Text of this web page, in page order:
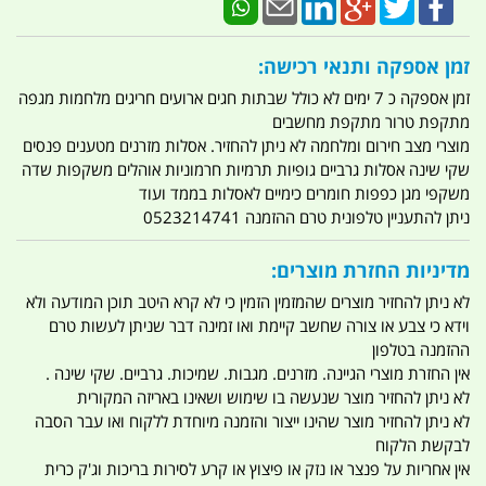
זמן אספקה ותנאי רכישה:
זמן אספקה כ 7 ימים לא כולל שבתות חגים ארועים חריגים מלחמות מגפה
מתקפת טרור מתקפת מחשבים
מוצרי מצב חירום ומלחמה לא ניתן להחזיר. אסלות מזרנים מטענים פנסים
שקי שינה אסלות גרביים גופיות תרמיות חרמוניות אוהלים משקפות שדה
משקפי מגן כפפות חומרים כימיים לאסלות בממד ועוד
ניתן להתעניין טלפונית טרם ההזמנה 0523214741
מדיניות החזרת מוצרים:
לא ניתן להחזיר מוצרים שהמזמין הזמין כי לא קרא היטב תוכן המודעה ולא
וידא כי צבע או צורה שחשב קיימת ואו זמינה דבר שניתן לעשות טרם
ההזמנה בטלפון
אין החזרת מוצרי הגיינה. מזרנים. מגבות. שמיכות. גרביים. שקי שינה .
לא ניתן להחזיר מוצר שנעשה בו שימוש ושאינו באריזה המקורית
לא ניתן להחזיר מוצר שהינו ייצור והזמנה מיוחדת ללקוח ואו עבר הסבה
לבקשת הלקוח
אין אחריות על פנצר או נזק או פיצוץ או קרע לסירות בריכות וג'ק כרית